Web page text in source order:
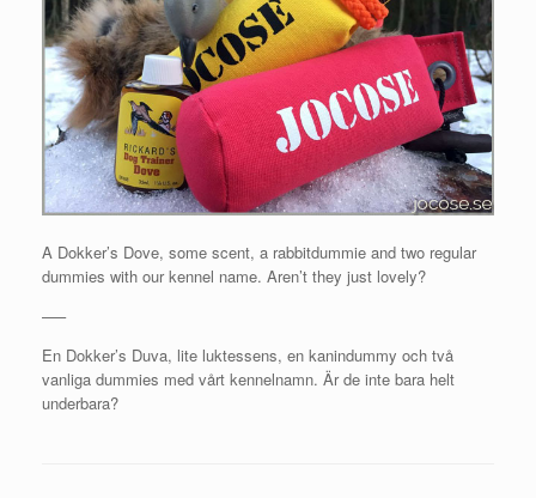
A Dokker’s Dove, some scent, a rabbitdummie and two regular
dummies with our kennel name. Aren’t they just lovely?
—–
En Dokker’s Duva, lite luktessens, en kanindummy och två
vanliga dummies med vårt kennelnamn. Är de inte bara helt
underbara?